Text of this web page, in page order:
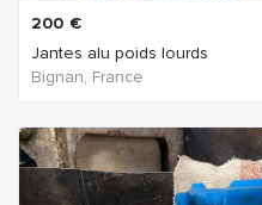
200 €
Jantes alu poids lourds
Bignan, France